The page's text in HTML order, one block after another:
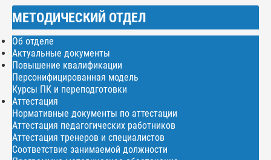
МЕТОДИЧЕСКИЙ ОТДЕЛ
Об отделе
Актуальные документы
Повышение квалификации
Персонифицированная модель
Курсы ПК и переподготовки
Аттестация
Нормативные документы по аттестации
Аттестация педагогических работников
Аттестация тренеров и специалистов
Соответствие занимаемой должности